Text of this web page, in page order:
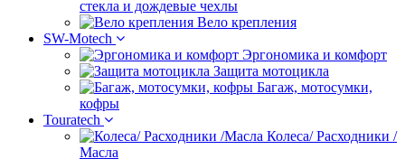
стекла и дождевые чехлы
Вело крепления
SW-Motech
Эргономика и комфорт
Защита мотоцикла
Багаж, мотосумки,
кофры
Touratech
Колеса/ Расходники /
Масла